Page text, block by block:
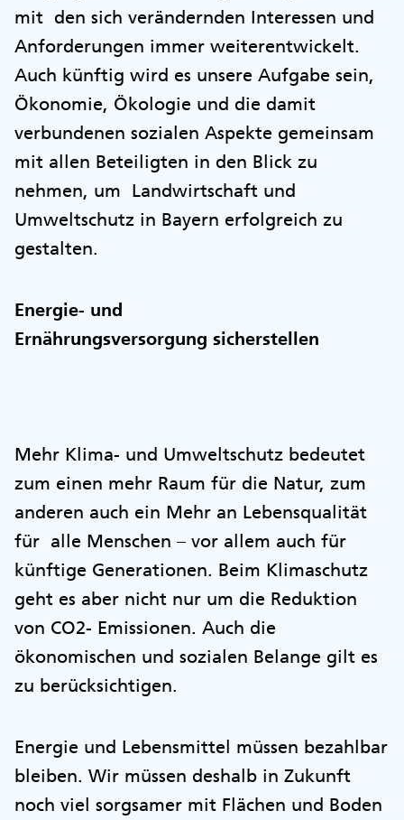
mit den sich verändernden Interessen und
Anforderungen immer weiterentwickelt.
Auch künftig wird es unsere Aufgabe sein,
Ökonomie, Ökologie und die damit
verbundenen sozialen Aspekte gemeinsam
mit allen Beteiligten in den Blick zu
nehmen, um Landwirtschaft und
Umweltschutz in Bayern erfolgreich zu
gestalten.
Energie- und
Ernährungsversorgung sicherstellen
Mehr Klima- und Umweltschutz bedeutet
zum einen mehr Raum für die Natur, zum
anderen auch ein Mehr an Lebensqualität
für alle Menschen – vor allem auch für
künftige Generationen. Beim Klimaschutz
geht es aber nicht nur um die Reduktion
von CO2- Emissionen. Auch die
ökonomischen und sozialen Belange gilt es
zu berücksichtigen.
Energie und Lebensmittel müssen bezahlbar
bleiben. Wir müssen deshalb in Zukunft
noch viel sorgsamer mit Flächen und Boden